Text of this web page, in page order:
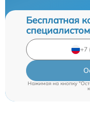
Бесплатная
специалистом
Нажимая на кнопку